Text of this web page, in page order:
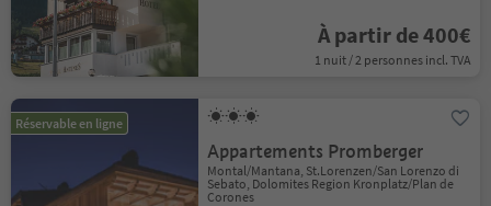
À partir de 400€
1 nuit / 2 personnes incl. TVA
Réservable en ligne
Appartements Promberger
Montal/Mantana, St.Lorenzen/San Lorenzo di
Sebato, Dolomites Region Kronplatz/Plan de
Corones